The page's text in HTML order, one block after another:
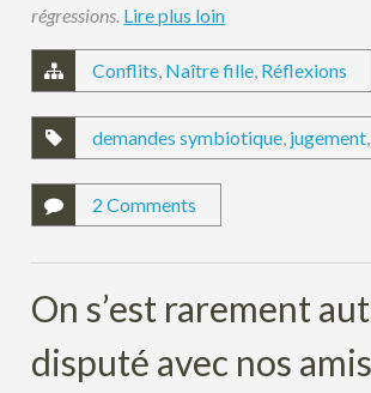
régressions. Lire plus loin
Conflits, Naître fille, Réflexions
demandes symbiotique, jugement
2 Comments
On s’est rarement
disputé avec nos